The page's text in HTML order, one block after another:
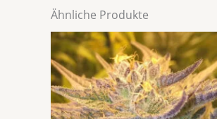
Ähnliche Produkte
€15,40
bis
€41,50